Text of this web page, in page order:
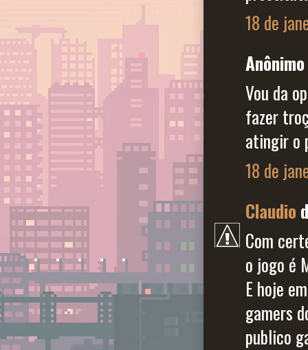
18 de
Vou da
fazer
atingir o
18 de
Claudio
Com
o jogo é
E hoje
gamers
publico